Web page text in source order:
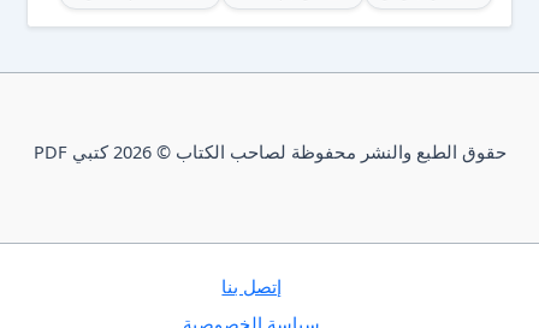
حقوق الطبع والنشر محفوظة لصاحب الكتاب © 2026 كتبي PDF
إتصل بنا
سياسة الخصوصية